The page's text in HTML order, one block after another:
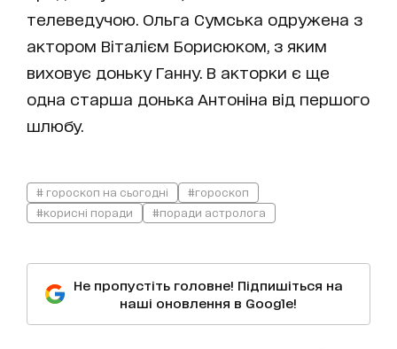
телеведучою. Ольга Сумська одружена з
актором Віталієм Борисюком, з яким
виховує доньку Ганну. В акторки є ще
одна старша донька Антоніна від першого
шлюбу.
# гороскоп на сьогодні
#гороскоп
#корисні поради
#поради астролога
Не пропустіть головне! Підпишіться на
наші оновлення в Google!